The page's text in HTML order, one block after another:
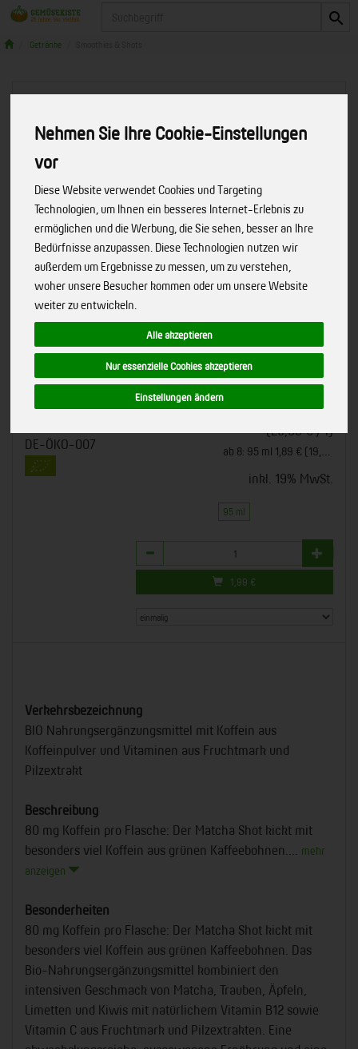
Nehmen Sie Ihre Cookie-Einstellungen
vor
Diese Website verwendet Cookies und Targeting
Technologien, um Ihnen ein besseres Internet-Erlebnis zu
ermöglichen und die Werbung, die Sie sehen, besser an Ihre
Bedürfnisse anzupassen. Diese Technologien nutzen wir
außerdem um Ergebnisse zu messen, um zu verstehen,
woher unsere Besucher kommen oder um unsere Website
weiter zu entwickeln.
Alle akzeptieren
Nur essenzielle Cookies akzeptieren
Einstellungen ändern
Getränke
Shot Matcha, 95 ml
Hoher Koffeingehalt, reich an Vitamin B12 und C
Nahrungsergänzungsmittel
Bio-Qualität
Art.-Nr.
Voelkel GmbH, Höhbeck
DE-ÖKO-007
/ 95 ml
(20,93 € / l)
inkl. 19% MwSt.
95 ml
Anzahl
1,99 €
Verkehrsbezeichnung
BIO Nahrungsergänzungsmittel mit Koffein aus
Koffeinpulver und Vitaminen aus Fruchtmark und
Pilzextrakt
Beschreibung
80 mg Koffein pro Flasche: Der Matcha Shot kickt mit
besonders viel Koffein aus grünen Kaffeebohnen....
mehr
anzeigen
Besonderheiten
80 mg Koffein pro Flasche: Der Matcha Shot kickt mit
besonders viel Koffein aus grünen Kaffeebohnen. Das
Bio-Nahrungsergänzungsmittel kombiniert den
intensiven Geschmack von Matcha, Trauben, Äpfeln,
Limetten und Kiwis mit natürlichem Vitamin B12 sowie
Vitamin C aus Fruchtmark und Pilzextrakten. Eine